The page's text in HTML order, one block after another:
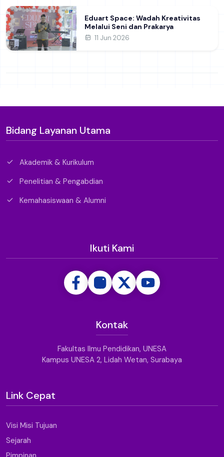
Eduart Space: Wadah Kreativitas
Melalui Seni dan Prakarya
11 Jun 2026
Bidang Layanan Utama
Akademik & Kurikulum
Penelitian & Pengabdian
Kemahasiswaan & Alumni
Ikuti Kami
Kontak
Fakultas Ilmu Pendidikan, UNESA
Kampus UNESA 2, Lidah Wetan, Surabaya
Link Cepat
Visi Misi Tujuan
Sejarah